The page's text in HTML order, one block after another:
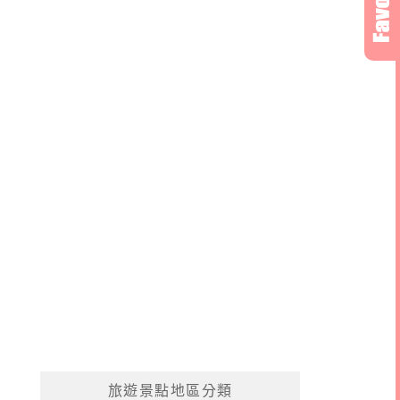
旅遊景點地區分類